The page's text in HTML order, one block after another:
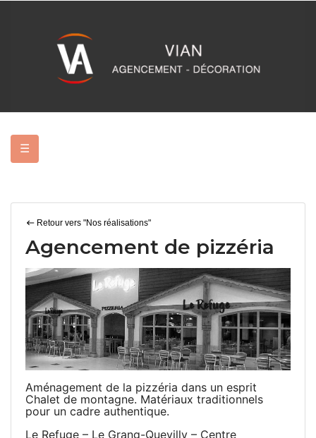
Basculer
☰
Retour vers "Nos réalisations"
Agencement de pizzéria
Aménagement de la pizzéria dans un esprit
Chalet de montagne. Matériaux traditionnels
pour un cadre authentique.
Le Refuge – Le Grang-Quevilly – Centre